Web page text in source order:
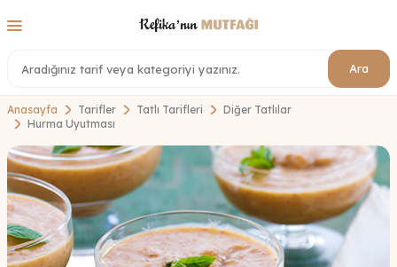
Ara
Anasayfa Tarifler Tatlı Tarifleri
Diğer Tatlılar
Hurma Uyutması